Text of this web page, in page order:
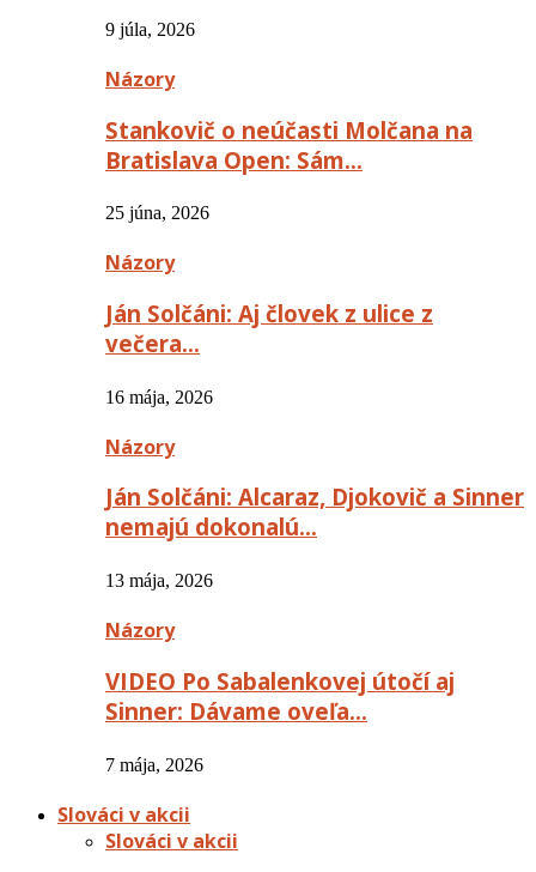
9 júla, 2026
Názory
Stankovič o neúčasti Molčana na
Bratislava Open: Sám…
25 júna, 2026
Názory
Ján Solčáni: Aj človek z ulice z
večera…
16 mája, 2026
Názory
Ján Solčáni: Alcaraz, Djokovič a Sinner
nemajú dokonalú…
13 mája, 2026
Názory
VIDEO Po Sabalenkovej útočí aj
Sinner: Dávame oveľa…
7 mája, 2026
Slováci v akcii
Slováci v akcii